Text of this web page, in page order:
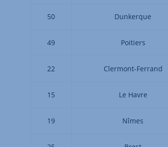
50 Dunkerque
49 Poitiers
22 Clermont-Ferrand
15 Le Havre
19 Nîmes